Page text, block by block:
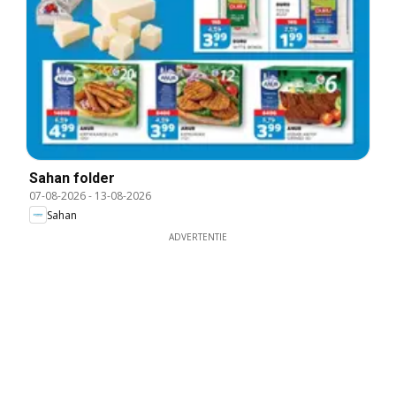
Sahan folder
07-08-2026- 13-08-2026
Sahan
ADVERTENTIE